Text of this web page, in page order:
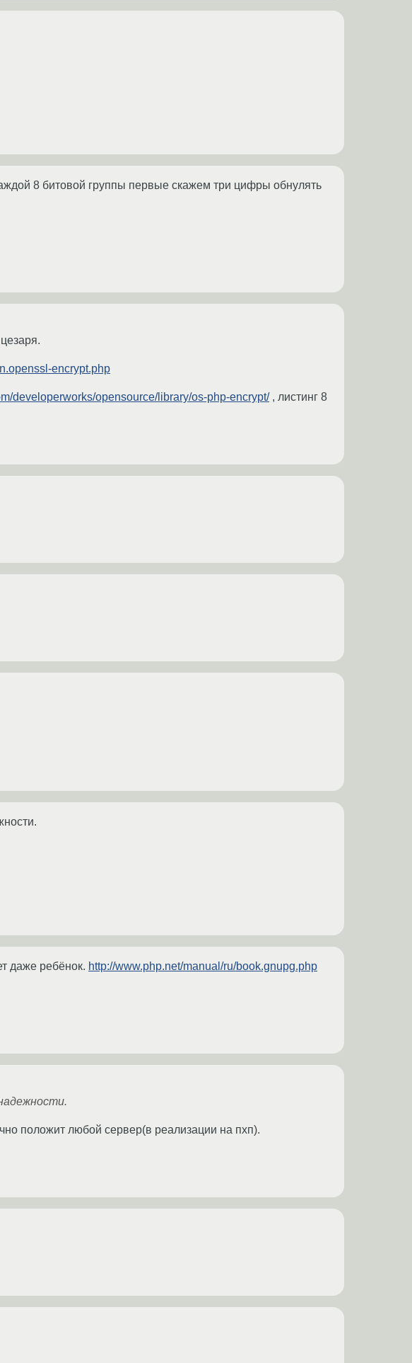
8 битовой группы первые скажем три цифры обнулять
encrypt.php
developerworks/opensource/library/os-php-encrypt/, листинг 8
даже ребёнок. http://www.php.net/manual/ru/book.gnupg.php
положит любой сервер(в реализации на пхп).